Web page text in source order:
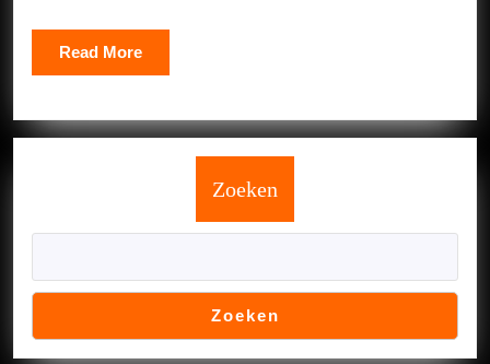
Decoratie
Read MoreRead
More
Zoeken
Zoeken